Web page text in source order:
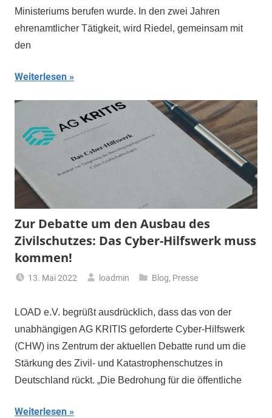
Ministeriums berufen wurde. In den zwei Jahren
ehrenamtlicher Tätigkeit, wird Riedel, gemeinsam mit
den
Weiterlesen
Zur Debatte um den Ausbau des
Zivilschutzes: Das Cyber-Hilfswerk muss
kommen!
13. Mai 2022 loadmin Blog, Presse
LOAD e.V. begrüßt ausdrücklich, dass das von der
unabhängigen AG KRITIS geforderte Cyber-Hilfswerk
(CHW) ins Zentrum der aktuellen Debatte rund um die
Stärkung des Zivil- und Katastrophenschutzes in
Deutschland rückt. „Die Bedrohung für die öffentliche
Weiterlesen